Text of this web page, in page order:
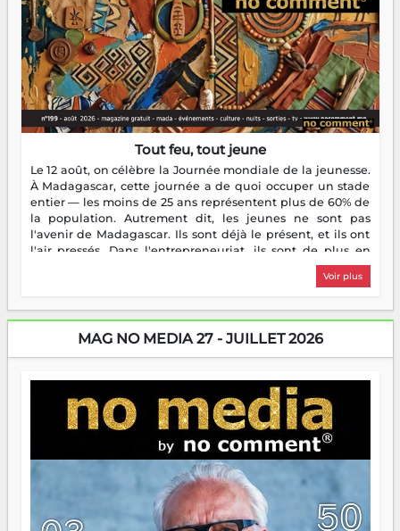
Tout feu, tout jeune
Le 12 août, on célèbre la Journée mondiale de la jeunesse.
À Madagascar, cette journée a de quoi occuper un stade
entier — les moins de 25 ans représentent plus de 60% de
la population. Autrement dit, les jeunes ne sont pas
l'avenir de Madagascar. Ils sont déjà le présent, et ils ont
l'air pressés. Dans l'entrepreneuriat, ils sont de plus en
plus nombreux à se lancer, à créer, à risquer — souvent
sans filet, souvent sans aide, mais toujours avec cette
dorment vraiment la nuit. En culture, les nouvelles sont
encore meilleures. Aina Rasamoelina vient de décrocher le
Prix RFI Instrumental Afrique. Miangaly Elia rafle le Prix
jeunes qui tiennent la torche. Alors oui, on pourrait
s'arrêter là, applaudir et rentrer chez soi satisfait. Mais ce
serait passer à côté d'une chose essentielle. La fougue, ça
brûle fort — et parfois, ça brûle vite. Une flamme sans
direction peut éclairer autant qu'elle peut consumer. C'est
là que les aînés entrent en scène — pas pour reprendre le
gouvernail, mais pour montrer où sont les récifs. Les jeunes
ont la force, les vieux ont l'expérience, comme on dit. Ce
n'est pas un combat de générations — c'est une question
d'équipage. Partagez vos réussites, mais aussi vos échecs.
Voir plus
MAG NO MEDIA 27 - JUILLET 2026